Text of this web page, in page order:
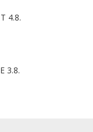
T 4.8.
E 3.8.